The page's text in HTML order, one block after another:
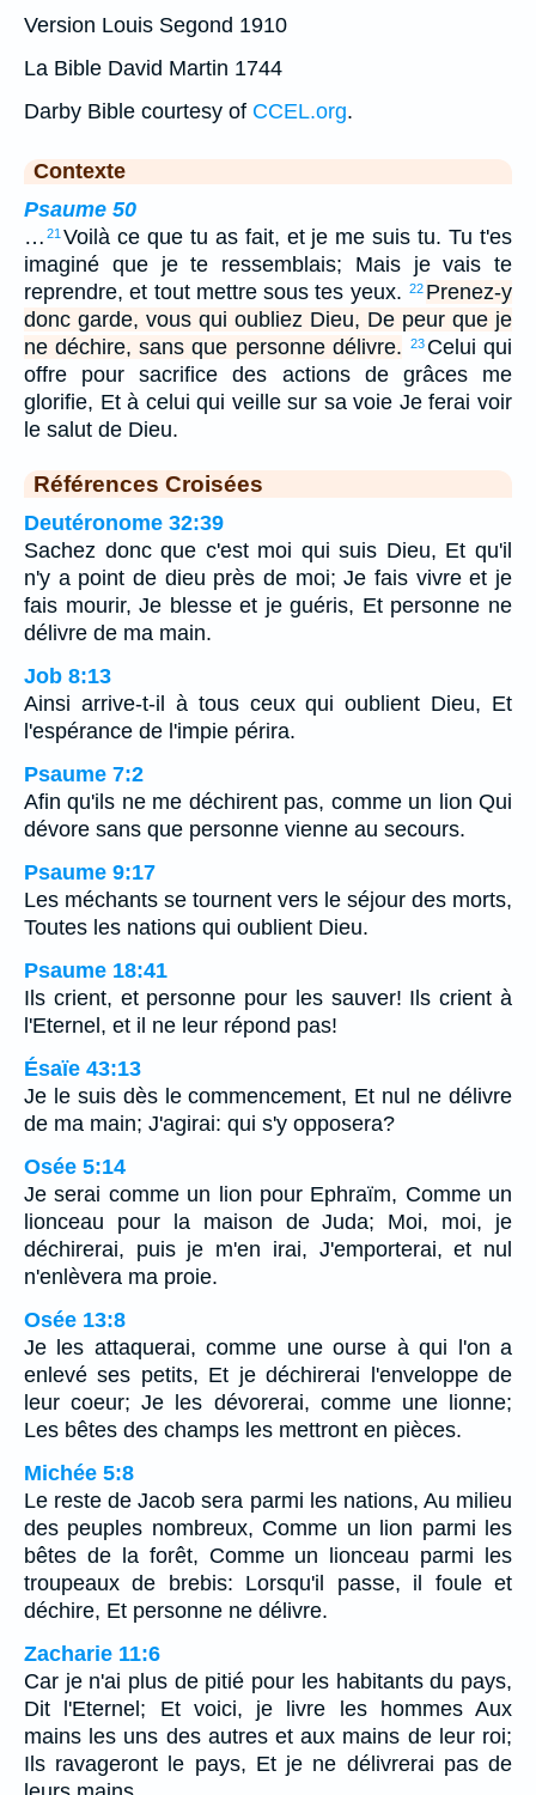
Version Louis Segond 1910
La Bible David Martin 1744
Darby Bible courtesy of CCEL.org.
Contexte
Psaume 50
… 21 Voilà ce que tu as fait, et je me suis tu. Tu t'es
imaginé que je te ressemblais; Mais je vais te
reprendre, et tout mettre sous tes yeux. 22 Prenez-y
donc garde, vous qui oubliez Dieu, De peur que je
ne déchire, sans que personne délivre.
23 Celui qui
offre pour sacrifice des actions de grâces me
glorifie, Et à celui qui veille sur sa voie Je ferai voir
le salut de Dieu.
Références Croisées
Deutéronome 32:39
Sachez donc que c'est moi qui suis Dieu, Et qu'il
n'y a point de dieu près de moi; Je fais vivre et je
fais mourir, Je blesse et je guéris, Et personne ne
délivre de ma main.
Job 8:13
Ainsi arrive-t-il à tous ceux qui oublient Dieu, Et
l'espérance de l'impie périra.
Psaume 7:2
Afin qu'ils ne me déchirent pas, comme un lion Qui
dévore sans que personne vienne au secours.
Psaume 9:17
Les méchants se tournent vers le séjour des morts,
Toutes les nations qui oublient Dieu.
Psaume 18:41
Ils crient, et personne pour les sauver! Ils crient à
l'Eternel, et il ne leur répond pas!
Ésaïe 43:13
Je le suis dès le commencement, Et nul ne délivre
de ma main; J'agirai: qui s'y opposera?
Osée 5:14
Je serai comme un lion pour Ephraïm, Comme un
lionceau pour la maison de Juda; Moi, moi, je
déchirerai, puis je m'en irai, J'emporterai, et nul
n'enlèvera ma proie.
Osée 13:8
Je les attaquerai, comme une ourse à qui l'on a
enlevé ses petits, Et je déchirerai l'enveloppe de
leur coeur; Je les dévorerai, comme une lionne;
Les bêtes des champs les mettront en pièces.
Michée 5:8
Le reste de Jacob sera parmi les nations, Au milieu
des peuples nombreux, Comme un lion parmi les
bêtes de la forêt, Comme un lionceau parmi les
troupeaux de brebis: Lorsqu'il passe, il foule et
déchire, Et personne ne délivre.
Zacharie 11:6
Car je n'ai plus de pitié pour les habitants du pays,
Dit l'Eternel; Et voici, je livre les hommes Aux
mains les uns des autres et aux mains de leur roi;
Ils ravageront le pays, Et je ne délivrerai pas de